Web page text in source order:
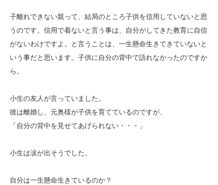
子離れできない親って、結局のところ子供を信用していないと思
うのです。信用で着ないと言う事は、自分がしてきた教育に自信
がないわけですよ。と言うことは、一生懸命生きてきていないと
いう事だと思います。子供に自分の背中で語れなかったのですか
ら。
小生の友人が言っていました。
彼は離婚し、元奥様が子供を育てているのですが、
「自分の背中を見せてあげられない・・・」
小生は涙が出そうでした。
自分は一生懸命生きているのか？